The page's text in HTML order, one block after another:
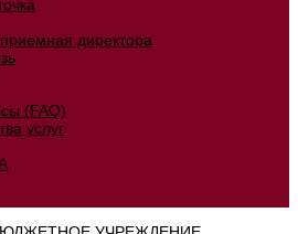
директора
(FAQ)
услуг